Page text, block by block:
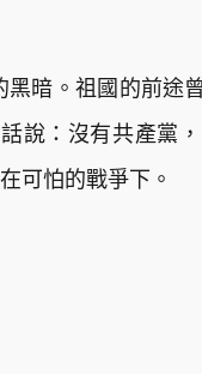
暗。祖國的前途
說：沒有共產黨
可怕的戰爭下。